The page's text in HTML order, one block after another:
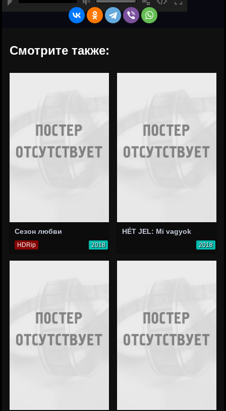
Смотрите также:
Сезон любви
HDRip 2018
HÉT JEL: Mi vagyok
2018